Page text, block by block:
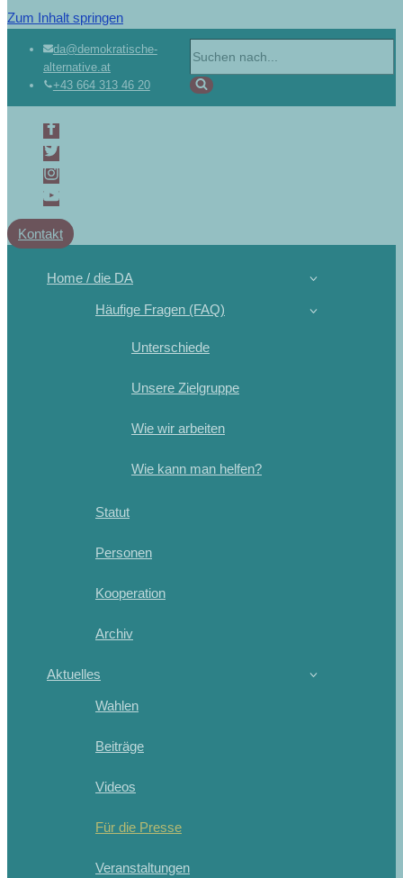
Zum Inhalt springen
da@demokratische-
alternative.at
+43 664 313 46 20
Kontakt
Home / die DA
Häufige Fragen (FAQ)
Unterschiede
Unsere Zielgruppe
Wie wir arbeiten
Wie kann man helfen?
Statut
Personen
Kooperation
Archiv
Aktuelles
Wahlen
Beiträge
Videos
Für die Presse
Veranstaltungen